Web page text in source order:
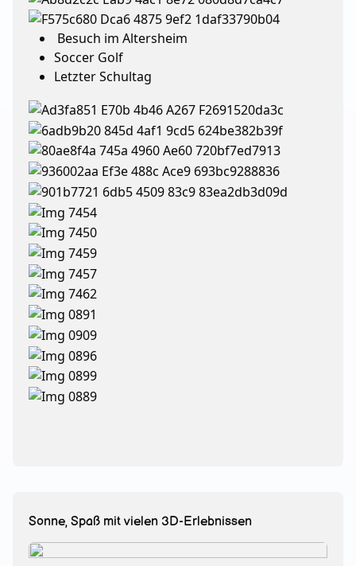
Besuch im Altersheim
Soccer Golf
Letzter Schultag
Sonne, Spaß mit vielen 3D-Erlebnissen